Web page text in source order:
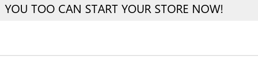
YOU TOO CAN START YOUR STORE NOW!